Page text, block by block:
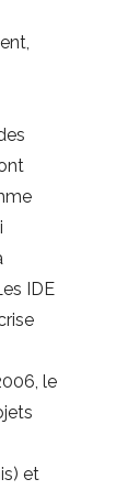
IDE
le
et